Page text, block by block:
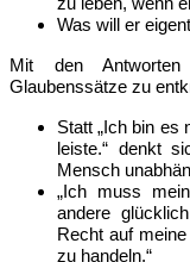
Was will er
Mit den
Glaubenssätze zu
Statt „Ich bin es
leiste.“ denkt
Mensch
„Ich muss
andere
Recht auf
zu handeln.“